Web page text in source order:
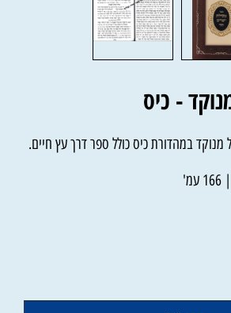
- כיס
במהדורת כיס כולל ספר דרך עץ חיים.